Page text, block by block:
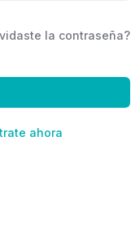
la contraseña?
ahora